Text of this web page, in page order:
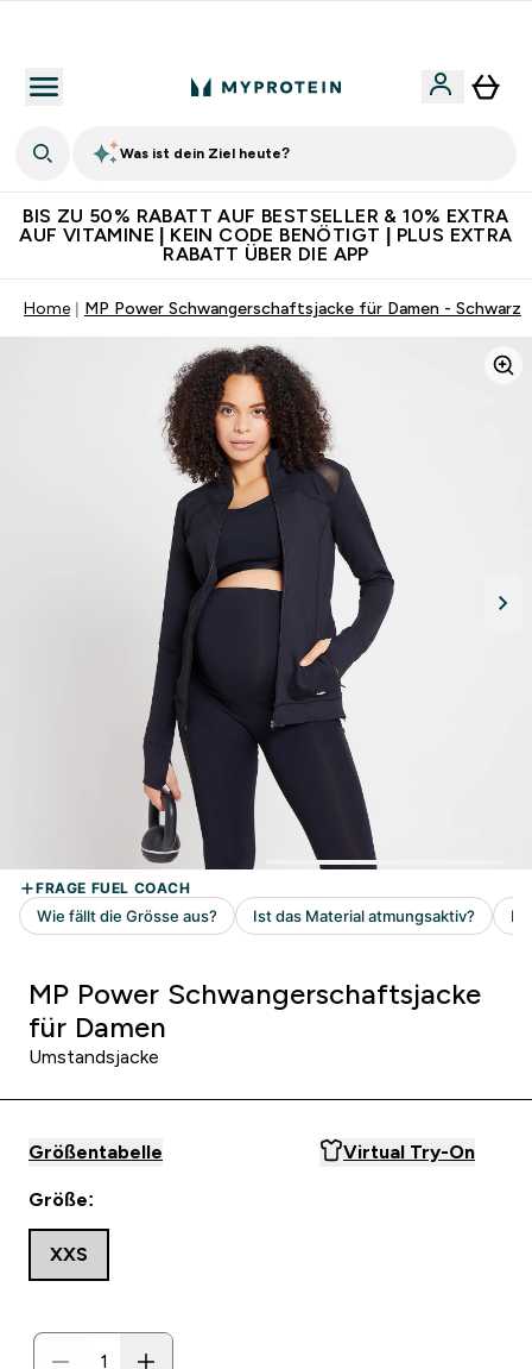
Was ist dein Ziel heute?
BIS ZU 50% RABATT AUF BESTSELLER & 10% EXTRA
AUF VITAMINE | KEIN CODE BENÖTIGT | PLUS EXTRA
RABATT ÜBER DIE APP
Home MP Power Schwangerschaftsjacke für Damen - Schwarz
MP Power Schwangerschaftsjacke
für Damen
Umstandsjacke
Größentabelle Virtual Try-On
Größe:
XXS